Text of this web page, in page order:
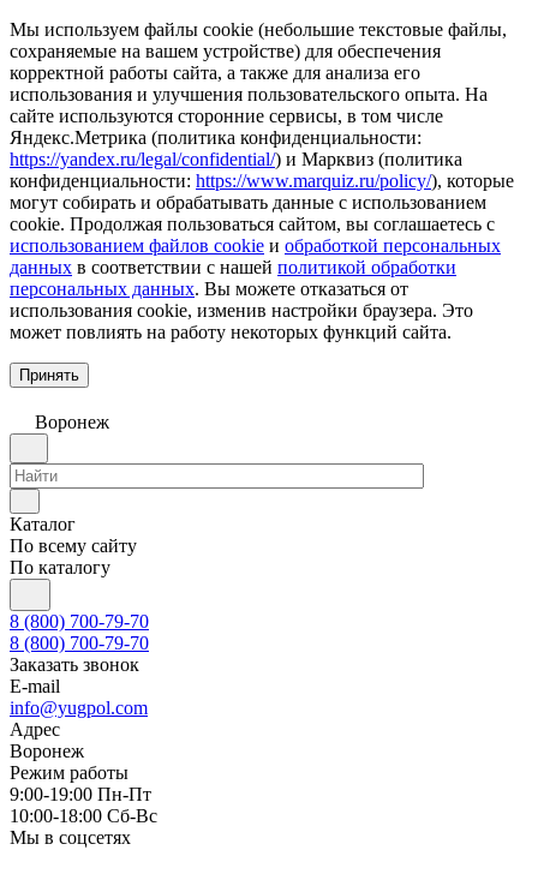
Мы используем файлы cookie (небольшие текстовые файлы,
сохраняемые на вашем устройстве) для обеспечения
корректной работы сайта, а также для анализа его
использования и улучшения пользовательского опыта. На
сайте используются сторонние сервисы, в том числе
Яндекс.Метрика (политика конфиденциальности:
https://yandex.ru/legal/confidential/) и Марквиз (политика
конфиденциальности: https://www.marquiz.ru/policy/), которые
могут собирать и обрабатывать данные с использованием
cookie. Продолжая пользоваться сайтом, вы соглашаетесь с
использованием файлов cookie и обработкой персональных
данных в соответствии с нашей политикой обработки
персональных данных. Вы можете отказаться от
использования cookie, изменив настройки браузера. Это
может повлиять на работу некоторых функций сайта.
Принять
Воронеж
Каталог
По всему сайту
По каталогу
8 (800) 700-79-70
8 (800) 700-79-70
Заказать звонок
E-mail
info@yugpol.com
Адрес
Воронеж
Режим работы
9:00-19:00 Пн-Пт
10:00-18:00 Cб-Вс
Мы в соцсетях